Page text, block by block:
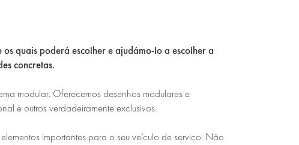
quais poderá escolher e ajudámo-lo a escolher a
concretas.
modular. Oferecemos desenhos modulares e
e outros verdadeiramente exclusivos.
importantes para o seu veículo de serviço. Não